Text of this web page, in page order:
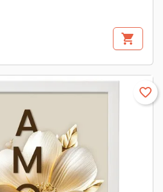
shopping_cart
favorite_border